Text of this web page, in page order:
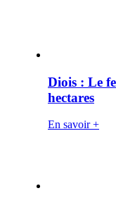
Diois : Le
hectares
En savoir +